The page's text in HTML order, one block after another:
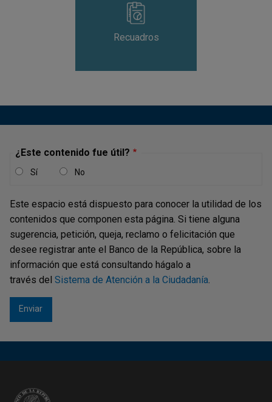
Recuadros
¿Este contenido fue útil?
Sí No
Este espacio está dispuesto para conocer la utilidad de los
contenidos que componen esta página. Si tiene alguna
sugerencia, petición, queja, reclamo o felicitación que
desee registrar ante el Banco de la República, sobre la
información que está consultando hágalo a
través del Sistema de Atención a la Ciudadanía.